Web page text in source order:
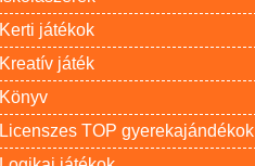
Kerti játékok
Kreatív játék
Könyv
Licenszes TOP gyerekajándékok